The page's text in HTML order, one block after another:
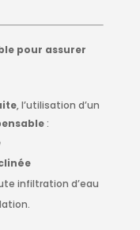
pour assurer
, l’utilisation d’un
:
infiltration d’eau